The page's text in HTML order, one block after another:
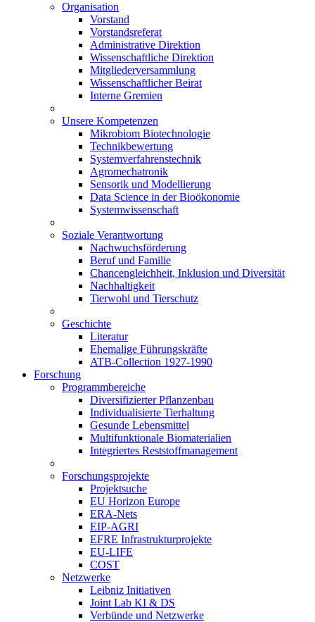
Organisation
Vorstand
Vorstandsreferat
Administrative Direktion
Wissenschaftliche Direktion
Mitgliederversammlung
Wissenschaftlicher Beirat
Interne Gremien
Unsere Kompetenzen
Mikrobiom Biotechnologie
Technikbewertung
Systemverfahrenstechnik
Agromechatronik
Sensorik und Modellierung
Data Science in der Bioökonomie
Systemwissenschaft
Soziale Verantwortung
Nachwuchsförderung
Beruf und Familie
Chancengleichheit, Inklusion und Diversität
Nachhaltigkeit
Tierwohl und Tierschutz
Geschichte
Literatur
Ehemalige Führungskräfte
ATB-Collection 1927-1990
Forschung
Programmbereiche
Diversifizierter Pflanzenbau
Individualisierte Tierhaltung
Gesunde Lebensmittel
Multifunktionale Biomaterialien
Integriertes Reststoffmanagement
Forschungsprojekte
Projektsuche
EU Horizon Europe
ERA-Nets
EIP-AGRI
EFRE Infrastrukturprojekte
EU-LIFE
COST
Netzwerke
Leibniz Initiativen
Joint Lab KI & DS
Verbünde und Netzwerke